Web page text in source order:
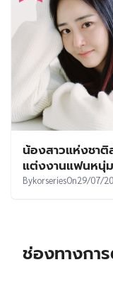
น้องสาวแห่งชา
แต่งงานแฟนหนุ่
BykorseriesOn29/07/
ช่องทางกา